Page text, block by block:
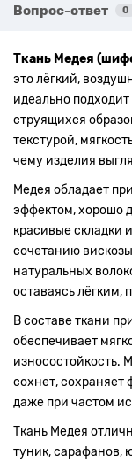
Вопрос-ответ 0
Ткань Медея
это лёгкий,
идеально
струящихся
текстурой,
чему изделия
Медея обладает
эффектом, хорошо
красивые складки
сочетанию
натуральных
оставаясь лёгким,
В составе ткани
обеспечивает
износостойкость.
сохнет, сохраняет
даже при частом
Ткань Медея
туник, сарафанов,